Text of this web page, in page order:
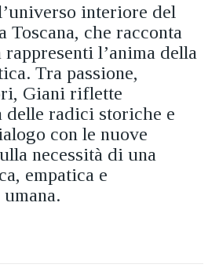
interiore del
Toscana, che racconta
l’anima della
Tra passione,
Giani riflette
delle radici storiche e
con le nuove
necessità di una
empatica e